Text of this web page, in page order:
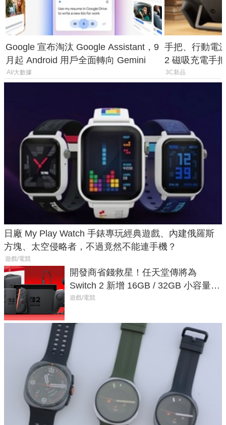
Google 宣布淘汰 Google Assistant，9
月起 Android 用戶全面轉向 Gemini
AI/大數據
手把、行動電
2 磁吸充電手
倍
3C新品
日廠 My Play Watch 手錶專玩經典遊戲、內建俄羅斯
方塊、太空侵略者，不過竟然不能連手機？
遊戲/電競
開發商省錢救星！任天堂傳將為
Switch 2 新增 16GB / 32GB 小容量遊
戲卡的選擇
遊戲/電競